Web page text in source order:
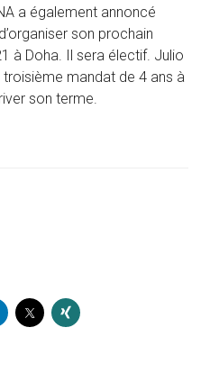
a également annoncé
son prochain
à Doha. Il sera électif. Julio
mandat de 4 ans à
son terme.